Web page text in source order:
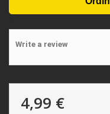
Write a review
4,99 €